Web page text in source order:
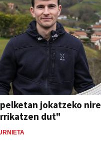
jokatzeko nire
dut"